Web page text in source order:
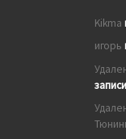
Kikma
игорь
записи